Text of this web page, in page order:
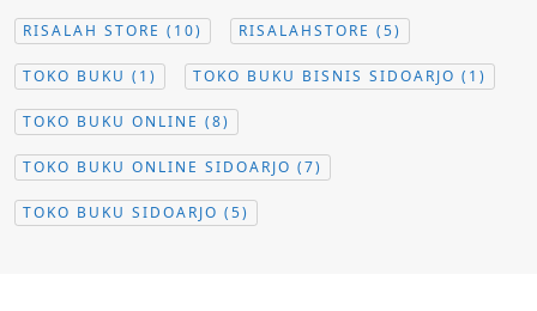
RISALAH STORE (10) RISALAHSTORE (5)
TOKO BUKU (1) TOKO BUKU BISNIS SIDOARJO (1)
TOKO BUKU ONLINE (8)
TOKO BUKU ONLINE SIDOARJO (7)
TOKO BUKU SIDOARJO (5)